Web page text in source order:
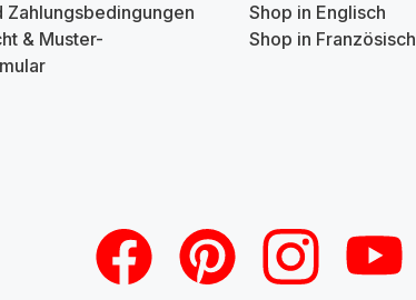
Zahlungsbedingungen
& Muster-
Shop in Englisch
Shop in Französisch